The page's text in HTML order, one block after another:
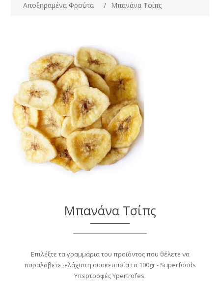
Αποξηραμένα Φρούτα
/ Μπανάνα Τσίπς
Μπανάνα Τσίπς
Επιλέξτε τα γραμμάρια του προϊόντος που θέλετε να
παραλάβετε, ελάχιστη συσκευασία τα 100gr - Superfoods
Υπερτροφές Ypertrofes.